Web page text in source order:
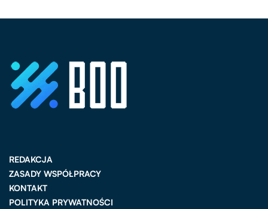
REDAKCJA
ZASADY WSPÓŁPRACY
KONTAKT
POLITYKA PRYWATNOŚCI